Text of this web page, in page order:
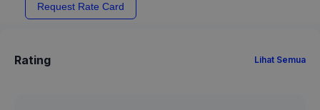
Request Rate Card
Rating Lihat Semua